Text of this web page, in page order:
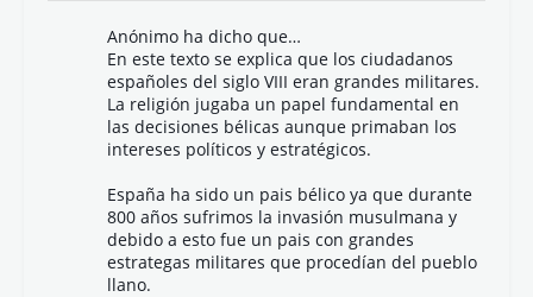
Anónimo ha dicho que…
En este texto se explica que los ciudadanos
españoles del siglo VIII eran grandes militares.
La religión jugaba un papel fundamental en
las decisiones bélicas aunque primaban los
intereses políticos y estratégicos.
España ha sido un pais bélico ya que durante
800 años sufrimos la invasión musulmana y
debido a esto fue un pais con grandes
estrategas militares que procedían del pueblo
llano.